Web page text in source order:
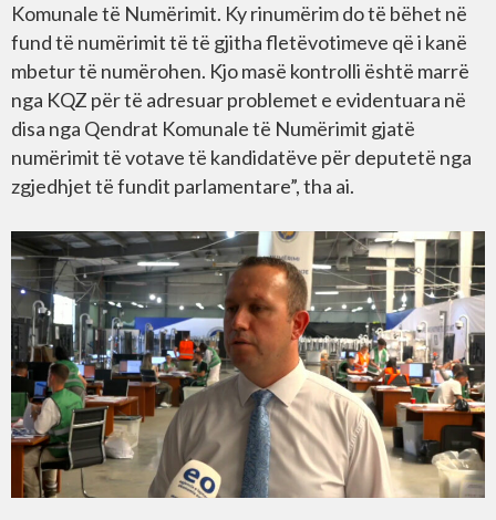
Komunale të Numërimit. Ky rinumërim do të bëhet në
fund të numërimit të të gjitha fletëvotimeve që i kanë
mbetur të numërohen. Kjo masë kontrolli është marrë
nga KQZ për të adresuar problemet e evidentuara në
disa nga Qendrat Komunale të Numërimit gjatë
numërimit të votave të kandidatëve për deputetë nga
zgjedhjet të fundit parlamentare”, tha ai.